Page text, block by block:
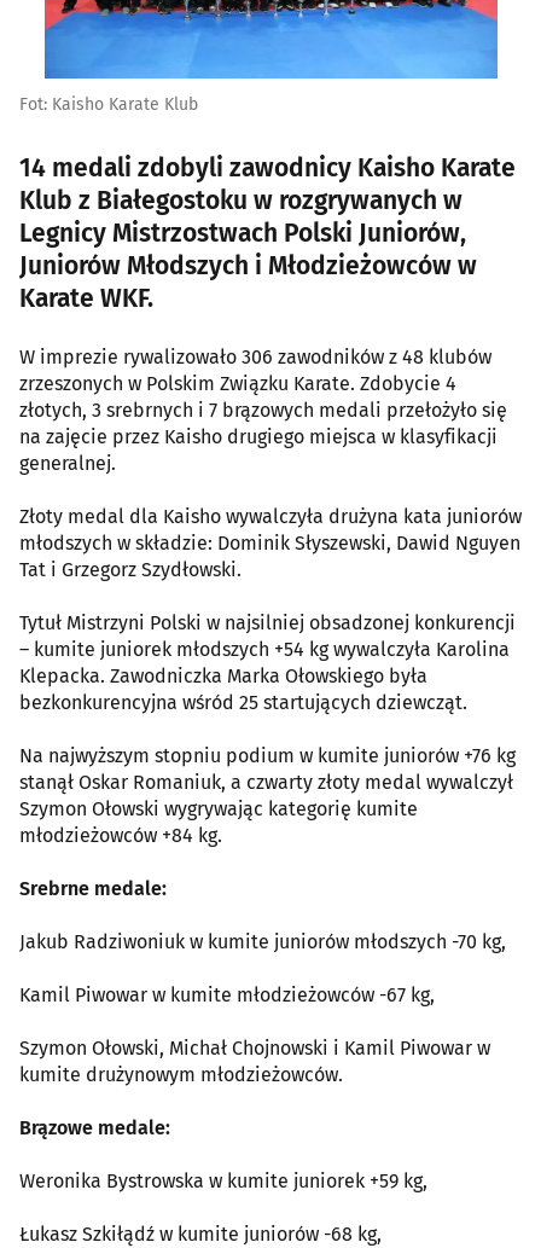
Fot: Kaisho Karate Klub
14 medali zdobyli zawodnicy Kaisho Karate
Klub z Białegostoku w rozgrywanych w
Legnicy Mistrzostwach Polski Juniorów,
Juniorów Młodszych i Młodzieżowców w
Karate WKF.
W imprezie rywalizowało 306 zawodników z 48 klubów
zrzeszonych w Polskim Związku Karate. Zdobycie 4
złotych, 3 srebrnych i 7 brązowych medali przełożyło się
na zajęcie przez Kaisho drugiego miejsca w klasyfikacji
generalnej.
Złoty medal dla Kaisho wywalczyła drużyna kata juniorów
młodszych w składzie: Dominik Słyszewski, Dawid Nguyen
Tat i Grzegorz Szydłowski.
Tytuł Mistrzyni Polski w najsilniej obsadzonej konkurencji
– kumite juniorek młodszych +54 kg wywalczyła Karolina
Klepacka. Zawodniczka Marka Ołowskiego była
bezkonkurencyjna wśród 25 startujących dziewcząt.
Na najwyższym stopniu podium w kumite juniorów +76 kg
stanął Oskar Romaniuk, a czwarty złoty medal wywalczył
Szymon Ołowski wygrywając kategorię kumite
młodzieżowców +84 kg.
Srebrne medale:
Jakub Radziwoniuk w kumite juniorów młodszych -70 kg,
Kamil Piwowar w kumite młodzieżowców -67 kg,
Szymon Ołowski, Michał Chojnowski i Kamil Piwowar w
kumite drużynowym młodzieżowców.
Brązowe medale:
Weronika Bystrowska w kumite juniorek +59 kg,
Łukasz Szkiłądź w kumite juniorów -68 kg,